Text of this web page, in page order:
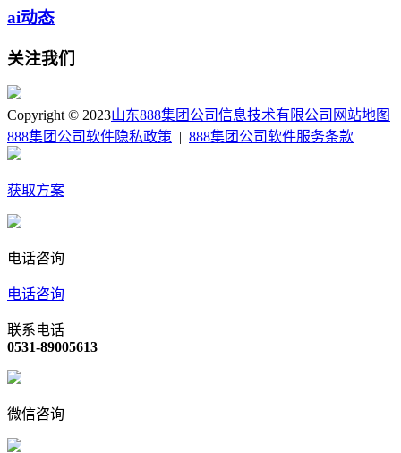
ai动态
关注我们
Copyright © 2023山东888集团公司信息技术有限公司 网站地图
888集团公司软件隐私政策
888集团公司软件服务条款
获取方案
电话咨询
电话咨询
联系电话
0531-89005613
微信咨询